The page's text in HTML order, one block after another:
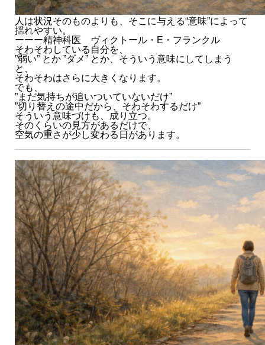
人は状況そのものよりも、そこに与える“意味”によって
揺れやすい。
ーーー精神科医 ヴィクトール・E・フランクル
そわそわしている自分を、
”弱い” とか ”ダメ” とか、そういう意味にしてしまう
と、
そわそわはさらに大きくなります。
でも、
”まだ気持ちが追いついていないだけ”
”切り替えの途中だから、そわそわするだけ”
そういう意味づけも、成り立つ。
そのくらいの見方があるだけで、
空気の重さが少し変わる日があります。